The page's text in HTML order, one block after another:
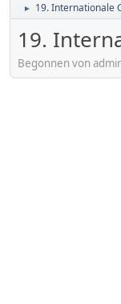
► 19. Internationale
19.
Begonnen von